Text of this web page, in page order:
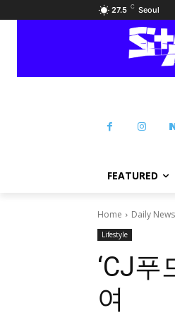
27.5 C Seoul
FEATURED
Home Daily News
Lifestyle
‘CJ
여